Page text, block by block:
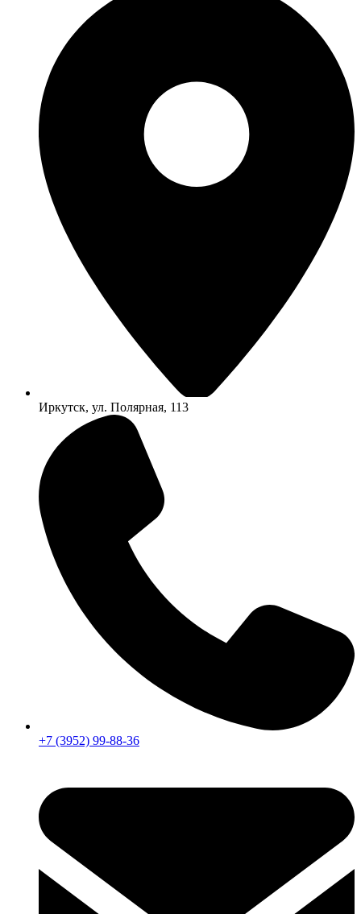
Иркутск, ул. Полярная, 113
+7 (3952) 99-88-36